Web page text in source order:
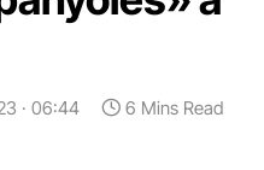
· 06:44 6 Mins Read